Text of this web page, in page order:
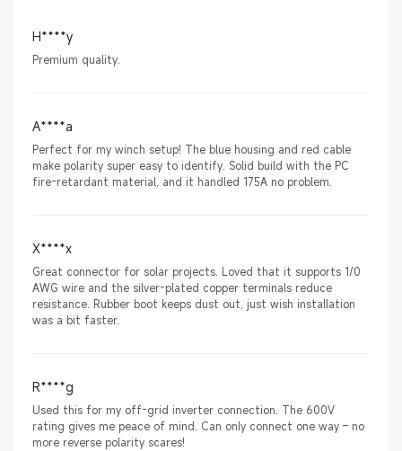
H****y
Premium quality.
A****a
Perfect for my winch setup! The blue housing and red cable
make polarity super easy to identify. Solid build with the PC
fire-retardant material, and it handled 175A no problem.
X****x
Great connector for solar projects. Loved that it supports 1/0
AWG wire and the silver-plated copper terminals reduce
resistance. Rubber boot keeps dust out, just wish installation
was a bit faster.
R****g
Used this for my off-grid inverter connection. The 600V
rating gives me peace of mind. Can only connect one way – no
more reverse polarity scares!